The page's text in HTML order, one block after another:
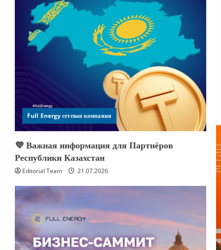
Full Energy сетевая компания
💜 Важная информация для Партнёров
Республики Казахстан
Editorial Team 21.07.2026